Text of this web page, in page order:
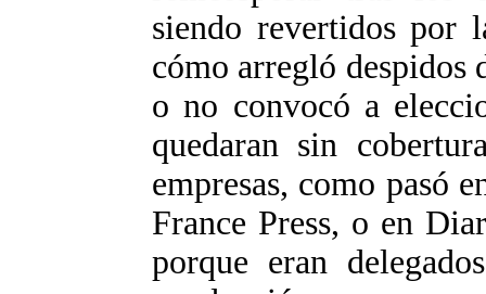
siendo revertidos por
cómo arregló despidos
o no convocó a
quedaran sin
empresas, como pasó
France Press, o en
porque eran